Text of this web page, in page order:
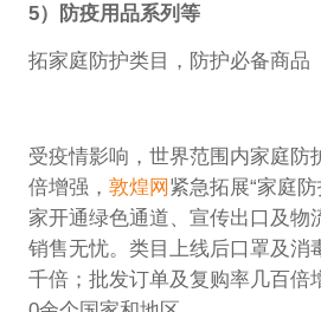
5）防疫用品系列等
拓家庭防护类目，防护必备商品
受疫情影响，世界范围内家庭防
倍增强， 敦煌网 紧急拓展“家庭
家开通绿色通道、宣传出口及物
销售无忧。类目上线后口罩及消
千倍；批发订单及复购率几百倍